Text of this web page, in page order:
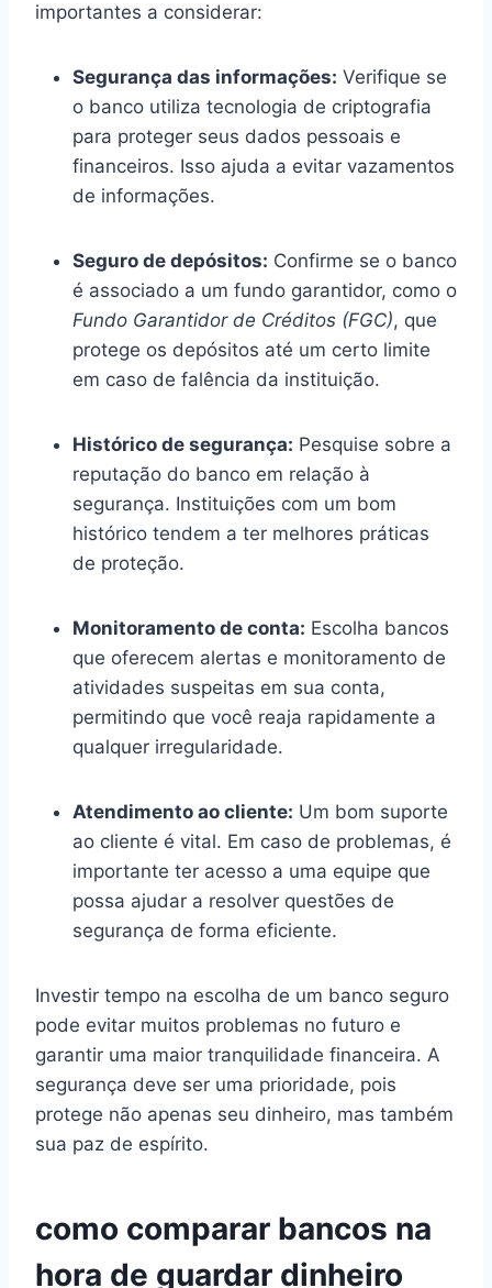
importantes a considerar:
Segurança das informações: Verifique se
o banco utiliza tecnologia de criptografia
para proteger seus dados pessoais e
financeiros. Isso ajuda a evitar vazamentos
de informações.
Seguro de depósitos: Confirme se o banco
é associado a um fundo garantidor, como o
Fundo Garantidor de Créditos (FGC), que
protege os depósitos até um certo limite
em caso de falência da instituição.
Histórico de segurança: Pesquise sobre a
reputação do banco em relação à
segurança. Instituições com um bom
histórico tendem a ter melhores práticas
de proteção.
Monitoramento de conta: Escolha bancos
que oferecem alertas e monitoramento de
atividades suspeitas em sua conta,
permitindo que você reaja rapidamente a
qualquer irregularidade.
Atendimento ao cliente: Um bom suporte
ao cliente é vital. Em caso de problemas, é
importante ter acesso a uma equipe que
possa ajudar a resolver questões de
segurança de forma eficiente.
Investir tempo na escolha de um banco seguro
pode evitar muitos problemas no futuro e
garantir uma maior tranquilidade financeira. A
segurança deve ser uma prioridade, pois
protege não apenas seu dinheiro, mas também
sua paz de espírito.
como comparar bancos na
hora de guardar dinheiro